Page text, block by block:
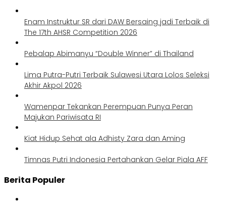
Enam Instruktur SR dari DAW Bersaing jadi Terbaik di
The 17th AHSR Competition 2026
Pebalap Abimanyu “Double Winner” di Thailand
Lima Putra-Putri Terbaik Sulawesi Utara Lolos Seleksi
Akhir Akpol 2026
Wamenpar Tekankan Perempuan Punya Peran
Majukan Pariwisata RI
Kiat Hidup Sehat ala Adhisty Zara dan Aming
Timnas Putri Indonesia Pertahankan Gelar Piala AFF
Berita Populer